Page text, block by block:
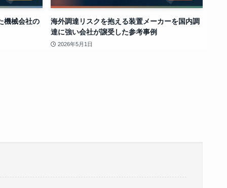
機械会社の
海外調達リスクを抱える装置メーカーを国内調
達に強い会社が譲受した参考事例
2026年5月1日